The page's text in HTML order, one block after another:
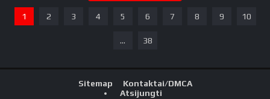
1 2 3 4 5 6 7 8 9 10
... 38
Sitemap
Kontaktai/DMCA
Atsijungti